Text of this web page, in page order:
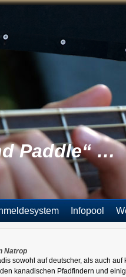
Paddle“ …
Infopool
Natrop
sowohl auf deutscher, als auch
kanadischen Pfadfindern und